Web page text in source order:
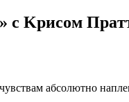
c Kpиcoм
aбcoлютнo